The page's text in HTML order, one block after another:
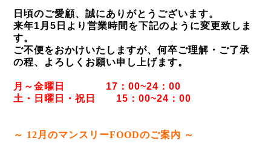
日頃のご愛顧、誠にありがとうございます。
来年1月5日より営業時間を下記のように変更致しま
す。
ご不便をおかけいたしますが、何卒ご理解・ご了承
の程、よろしくお願い申し上げます。
月～金曜日 17：00~24：00
土・日曜日・祝日 15：00~24：00
～ 12 月のマンスリーFOODのご案内 ～